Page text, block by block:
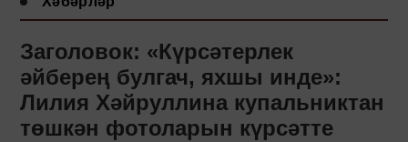
Заголовок: «Күрсәтерлек
әйберең булгач, яхшы инде»:
Лилия Хәйруллина купальниктан
төшкән фотоларын күрсәтте